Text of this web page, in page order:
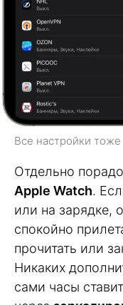
Все настройки
Отдельно
Apple Watch.
или на зарядке,
спокойно
прочитать или
Никаких
сами часы